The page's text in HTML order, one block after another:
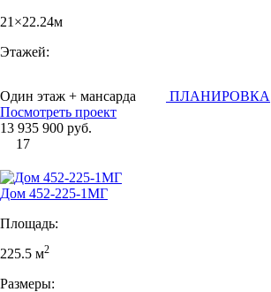
21×22.24м
Этажей:
Один этаж + мансарда
ПЛАНИРОВКА
Посмотреть проект
13 935 900 руб.
17
Дом 452-225-1МГ
Площадь:
225.5 м2
Размеры: